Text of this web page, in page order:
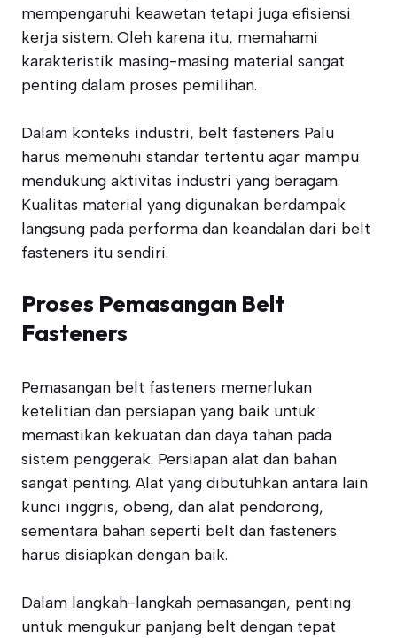
mempengaruhi keawetan tetapi juga efisiensi
kerja sistem. Oleh karena itu, memahami
karakteristik masing-masing material sangat
penting dalam proses pemilihan.
Dalam konteks industri, belt fasteners Palu
harus memenuhi standar tertentu agar mampu
mendukung aktivitas industri yang beragam.
Kualitas material yang digunakan berdampak
langsung pada performa dan keandalan dari belt
fasteners itu sendiri.
Proses Pemasangan Belt
Fasteners
Pemasangan belt fasteners memerlukan
ketelitian dan persiapan yang baik untuk
memastikan kekuatan dan daya tahan pada
sistem penggerak. Persiapan alat dan bahan
sangat penting. Alat yang dibutuhkan antara lain
kunci inggris, obeng, dan alat pendorong,
sementara bahan seperti belt dan fasteners
harus disiapkan dengan baik.
Dalam langkah-langkah pemasangan, penting
untuk mengukur panjang belt dengan tepat